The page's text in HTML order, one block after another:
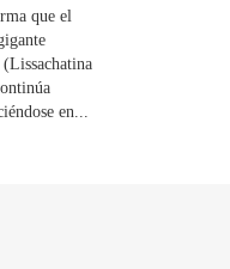
que el
en...